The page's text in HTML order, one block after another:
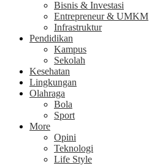
Bisnis & Investasi
Entrepreneur & UMKM
Infrastruktur
Pendidikan
Kampus
Sekolah
Kesehatan
Lingkungan
Olahraga
Bola
Sport
More
Opini
Teknologi
Life Style